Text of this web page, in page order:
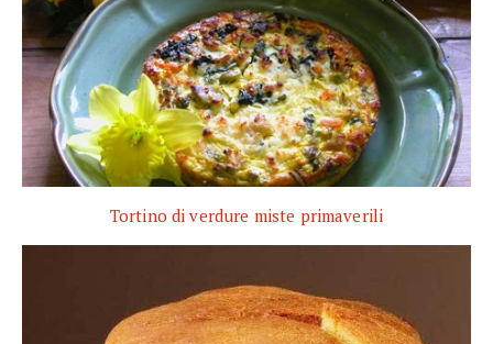
Tortino di verdure miste primaverili